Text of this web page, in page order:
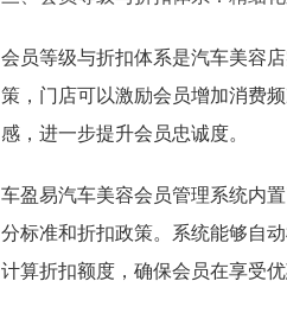
会员等级与折扣体系是汽车美容
策，门店可以激励会员增加消费
感，进一步提升会员忠诚度。
车盈易汽车美容会员管理系统内
分标准和折扣政策。系统能够自
计算折扣额度，确保会员在享受